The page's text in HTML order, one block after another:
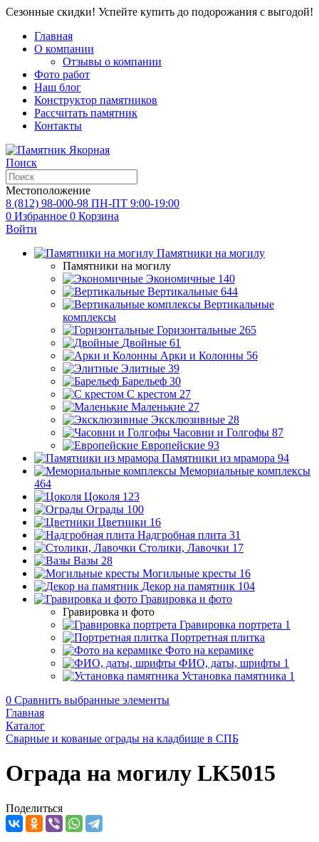
Сезонные скидки! Успейте купить до подорожания с выгодой!
Главная
О компании
Отзывы о компании
Фото работ
Наш блог
Конструктор памятников
Рассчитать памятник
Контакты
Поиск
Местоположение
8 (812) 98-000-98 ПН-ПТ 9:00-19:00
0 Избранное 0 Корзина
Войти
Памятники на могилу
Памятники на могилу
Экономичные 140
Вертикальные 644
Вертикальные
комплексы
Горизонтальные 265
Двойные 61
Арки и Колонны 56
Элитные 39
Барельеф 30
С крестом 27
Маленькие 27
Эксклюзивные 28
Часовни и Голгофы 87
Европейские 93
Памятники из мрамора 94
Мемориальные комплексы
464
Цоколя 123
Ограды 100
Цветники 16
Надгробная плита 31
Столики, Лавочки 17
Вазы 28
Могильные кресты 16
Декор на памятник 104
Гравировка и фото
Гравировка и фото
Гравировка портрета 1
Портретная плитка
Фото на керамике
ФИО, даты, шрифты 1
Установка памятника 1
0 Сравнить выбранные элементы
Главная
Каталог
Сварные и кованые ограды на кладбище в СПБ
Ограда на могилу LK5015
Поделиться